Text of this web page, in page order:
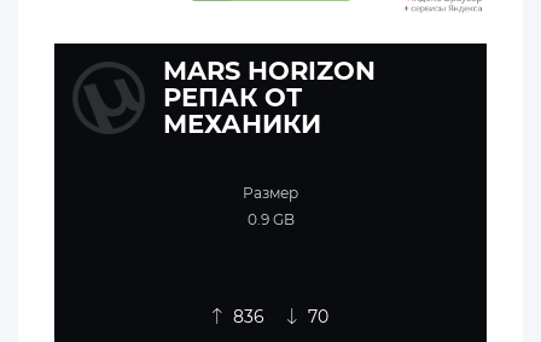
MARS HORIZON
РЕПАК ОТ
МЕХАНИКИ
Размер
0.9 GB
836 70